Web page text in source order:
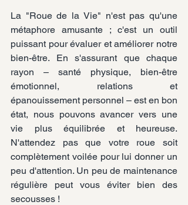
La "Roue de la Vie" n'est pas qu'une
métaphore amusante ; c'est un outil
puissant pour évaluer et améliorer notre
bien-être. En s'assurant que chaque
rayon – santé physique, bien-être
émotionnel, relations et
épanouissement personnel – est en bon
état, nous pouvons avancer vers une
vie plus équilibrée et heureuse.
N'attendez pas que votre roue soit
complètement voilée pour lui donner un
peu d'attention. Un peu de maintenance
régulière peut vous éviter bien des
secousses !